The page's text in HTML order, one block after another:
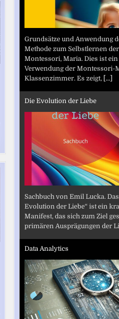
Grundsätze und Anwendung
Methode zum Selbstlernen
Montessori, Maria. Dies ist
Verwendung der Montessori-
Klassenzimmer. Es zeigt, [...]
Die Evolution der Liebe
Sachbuch von Emil Lucka.
Evolution der Liebe“ ist ein
Manifest, das sich zum Ziel
primären Ausprägungen der
Data Analytics